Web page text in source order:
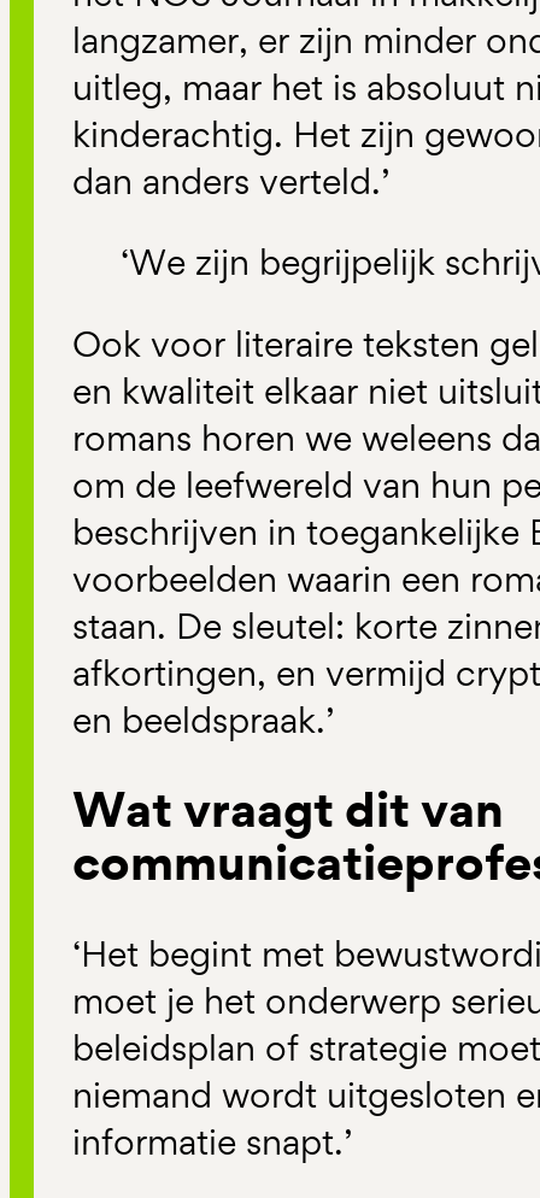
langzamer, er zijn minder
uitleg, maar het is absoluut
kinderachtig. Het zijn
dan anders verteld.’
‘We zijn begrijpelijk
Ook voor literaire teksten
en kwaliteit elkaar niet
romans horen we weleens
om de leefwereld van hun
beschrijven in toegankelijke
voorbeelden waarin een
staan. De sleutel: korte
afkortingen, en vermijd
en beeldspraak.’
Wat vraagt dit van
‘Het begint met
moet je het onderwerp
beleidsplan of strategie
niemand wordt uitgesloten
informatie snapt.’